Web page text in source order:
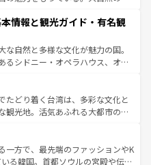
メリカの各地域で異なる魅力を楽
と豊かな歴史を感じることができ
リップや列車の旅も、アメリカ
お、新着のアメリカ
参照してほしい。
た、定番の観光地といえばオアフ
るならマウイ島やカウアイ島が
リーンに輝く海をはじめ、豊かな
る。「アロハスピリット」と呼ば
フードやハワイアンミュージッ
など、すべてがハワイの魅力を彩
新しい発見と感動が待っているハ
情報と観光ガイド・有名観
な自然と多様な文化が魅力の国。
るシドニー・オペラハウス、オー
そびえるウルル（エアーズロッ
い原生林やケアンズの熱帯雨林な
。また、カフェやワイン、オージ
実しており、サーフィンやダイ
、アウトドア好きにはたまらな
彩な魅力を存分に味わいつくそ
たどり着く台湾は、多彩な文化と
観光地。活気あふれる大都市の台
ある台湾東部など、都市の喧騒
ており、訪れる人に新しい発見と
。また、奥深い台湾の食文化も魅
一方で、最先端のファッションやK
る韓国。首都ソウルの宮殿や伝統